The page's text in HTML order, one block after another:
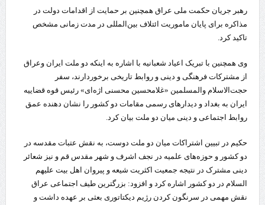
رهبر جریان حکمت ملی عراق همچنین بر حمایت از اقدامات دولت در
مذاکره برای پایان ماموریت ائتلاف بین‌المللی در مدت زمانی مشخص
تاکید کرد.
وی همچنین با تبریک اعیاد شعبانیه با اشاره به اینکه دو ملت ایران وعراق
از مشترکات فرهنگی و دینی و روابط تاریخی برخوردارند، سفر
حجت‌الاسلام والمسلمین «غلامحسین محسنی اژه‌ای» رئیس قوه قضاییه
ایران به بغداد و دیدارهای رسمی مقامات دو کشور را نشان دهنده عمق
روابط اجتماعی و دینی میان دو ملت بیان کرد.
حکیم در تبیین اشتراکات میان دو ملت دوست، به نقش عتبات مقدسه در
دو کشور و حوزه‌های علمیه در نجف اشرف و شهر مقدس قم و نیز شعائر
دینی مشترک در نتیجه جمعیت اکثریت شیعه و پیروان اهل بیت علیهم
السلام در دو کشور اشاره کرد و افزود: بزرگترین طیف اجتماعی عراق
نقش مهمی در سرنگون کردن رژیم دیکتاتوری بعثی بر عهده داشت و